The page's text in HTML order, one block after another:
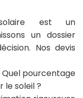
est un
un dossier
Nos devis
Quel pourcentage
le soleil ?